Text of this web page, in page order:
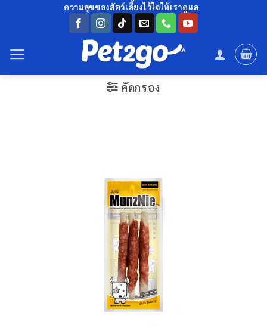
เนื้อหา
ความสุขของสัตว์เลี้ยงไว้ใจให้เราดูแล
คัดกรอง